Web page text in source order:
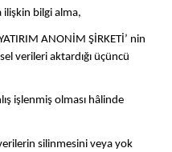
ilişkin bilgi alma,
ANONİM ŞİRKETİ’ nin
verileri aktardığı üçüncü
işlenmiş olması hâlinde
silinmesini veya yok